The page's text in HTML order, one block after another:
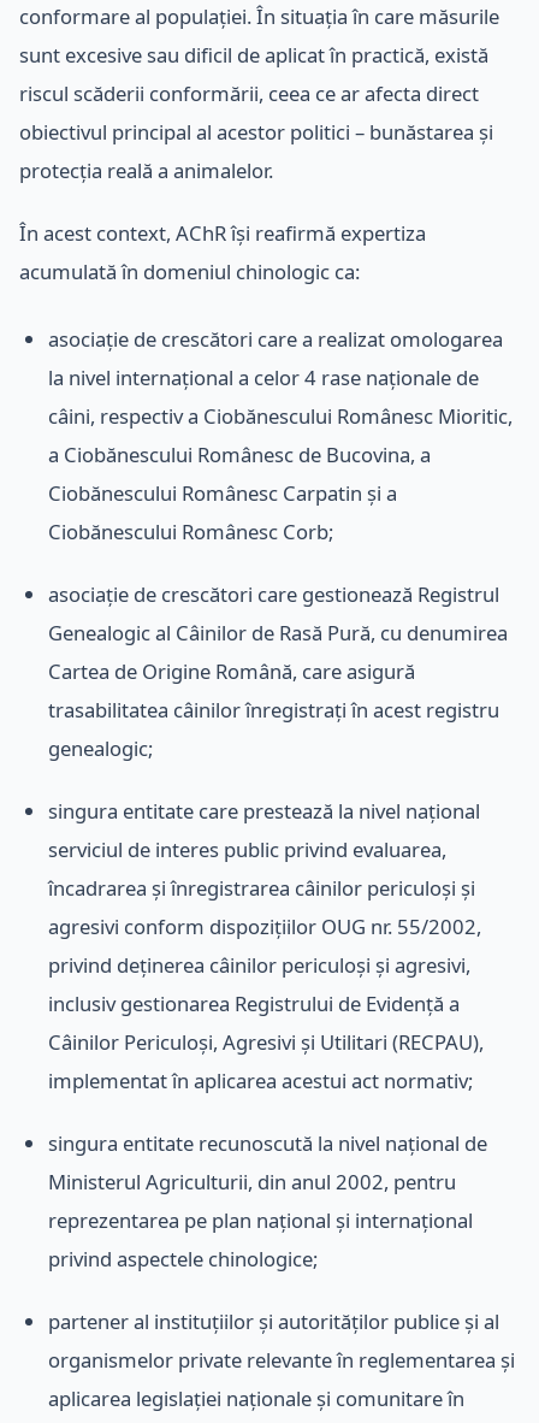
conformare al populației. În situația în care măsurile
sunt excesive sau dificil de aplicat în practică, există
riscul scăderii conformării, ceea ce ar afecta direct
obiectivul principal al acestor politici – bunăstarea și
protecția reală a animalelor.
În acest context, AChR își reafirmă expertiza
acumulată în domeniul chinologic ca:
asociație de crescători care a realizat omologarea
la nivel internațional a celor 4 rase naționale de
câini, respectiv a Ciobănescului Românesc Mioritic,
a Ciobănescului Românesc de Bucovina, a
Ciobănescului Românesc Carpatin și a
Ciobănescului Românesc Corb;
asociație de crescători care gestionează Registrul
Genealogic al Câinilor de Rasă Pură, cu denumirea
Cartea de Origine Română, care asigură
trasabilitatea câinilor înregistrați în acest registru
genealogic;
singura entitate care prestează la nivel național
serviciul de interes public privind evaluarea,
încadrarea și înregistrarea câinilor periculoși și
agresivi conform dispozițiilor OUG nr. 55/2002,
privind deținerea câinilor periculoși și agresivi,
inclusiv gestionarea Registrului de Evidență a
Câinilor Periculoși, Agresivi și Utilitari (RECPAU),
implementat în aplicarea acestui act normativ;
singura entitate recunoscută la nivel național de
Ministerul Agriculturii, din anul 2002, pentru
reprezentarea pe plan național și internațional
privind aspectele chinologice;
partener al instituțiilor și autorităților publice și al
organismelor private relevante în reglementarea și
aplicarea legislației naționale și comunitare în